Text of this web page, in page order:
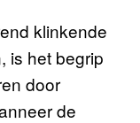
klinkende
is het begrip
door
de